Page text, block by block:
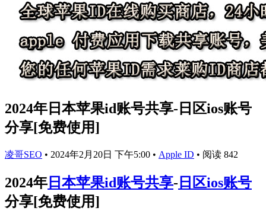
2024年日本苹果id账号共享-日区ios账号
分享[免费使用]
凌哥SEO • 2024年2月20日 下午5:00 • Apple ID • 阅读 842
2024年 日本苹果id账号共享- 日区ios账号
分享[免费使用]